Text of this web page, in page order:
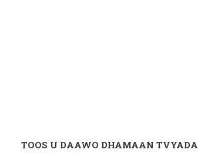
TOOS U DAAWO DHAMAAN TVYADA